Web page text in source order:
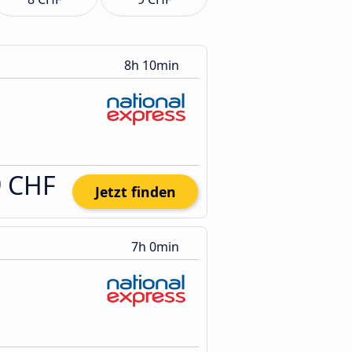
8h 10min
CHF Jetzt finden
7h 0min